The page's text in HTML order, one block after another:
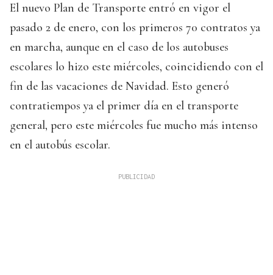
El nuevo Plan de Transporte entró en vigor el
pasado 2 de enero, con los primeros 70 contratos ya
en marcha, aunque en el caso de los autobuses
escolares lo hizo este miércoles, coincidiendo con el
fin de las vacaciones de Navidad. Esto generó
contratiempos ya el primer día en el transporte
general, pero este miércoles fue mucho más intenso
en el autobús escolar.